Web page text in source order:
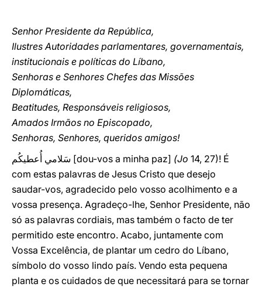
Senhor Presidente da República,
Ilustres Autoridades parlamentares, governamentais,
institucionais e políticas do Líbano,
Senhoras e Senhores Chefes das Missões
Diplomáticas,
Beatitudes, Responsáveis religiosos,
Amados Irmãos no Episcopado,
Senhoras, Senhores, queridos amigos!
سَلامي أُعطيكُم [dou-vos a minha paz] (Jo 14, 27)! É
com estas palavras de Jesus Cristo que desejo
saudar-vos, agradecido pelo vosso acolhimento e a
vossa presença. Agradeço-lhe, Senhor Presidente, não
só as palavras cordiais, mas também o facto de ter
permitido este encontro. Acabo, juntamente com
Vossa Excelência, de plantar um cedro do Líbano,
símbolo do vosso lindo país. Vendo esta pequena
planta e os cuidados de que necessitará para se tornar